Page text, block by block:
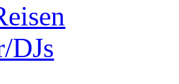
DJs